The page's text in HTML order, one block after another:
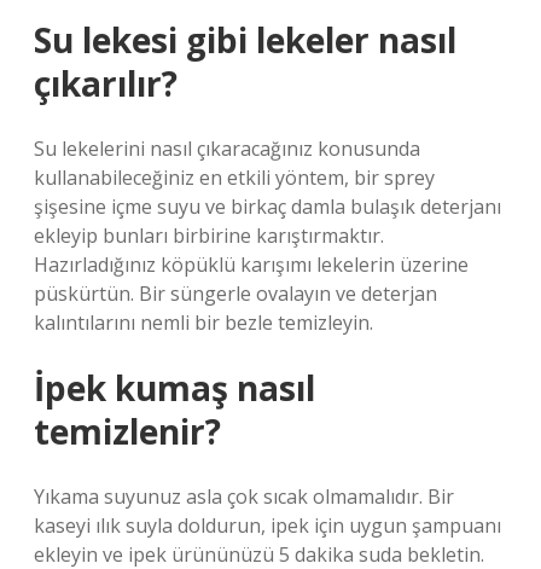
Su lekesi gibi lekeler nasıl
çıkarılır?
Su lekelerini nasıl çıkaracağınız konusunda
kullanabileceğiniz en etkili yöntem, bir sprey
şişesine içme suyu ve birkaç damla bulaşık deterjanı
ekleyip bunları birbirine karıştırmaktır.
Hazırladığınız köpüklü karışımı lekelerin üzerine
püskürtün. Bir süngerle ovalayın ve deterjan
kalıntılarını nemli bir bezle temizleyin.
İpek kumaş nasıl
temizlenir?
Yıkama suyunuz asla çok sıcak olmamalıdır. Bir
kaseyi ılık suyla doldurun, ipek için uygun şampuanı
ekleyin ve ipek ürününüzü 5 dakika suda bekletin.